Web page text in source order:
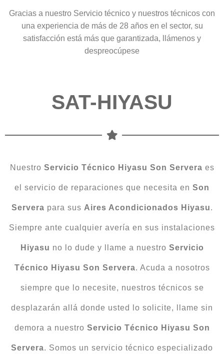
Gracias a nuestro Servicio técnico y nuestros técnicos con
una experiencia de más de 28 años en el sector, su
satisfacción está más que garantizada, llámenos y
despreocúpese
SAT-HIYASU
Nuestro Servicio Técnico Hiyasu Son Servera es
el servicio de reparaciones que necesita en Son
Servera para sus Aires Acondicionados Hiyasu.
Siempre ante cualquier avería en sus instalaciones
Hiyasu no lo dude y llame a nuestro Servicio
Técnico Hiyasu Son Servera. Acuda a nosotros
siempre que lo necesite, nuestros técnicos se
desplazarán allá donde usted lo solicite, llame sin
demora a nuestro Servicio Técnico Hiyasu Son
Servera. Somos un servicio técnico especializado